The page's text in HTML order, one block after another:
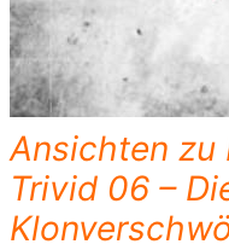
Ansichten zu
Trivid 06 –